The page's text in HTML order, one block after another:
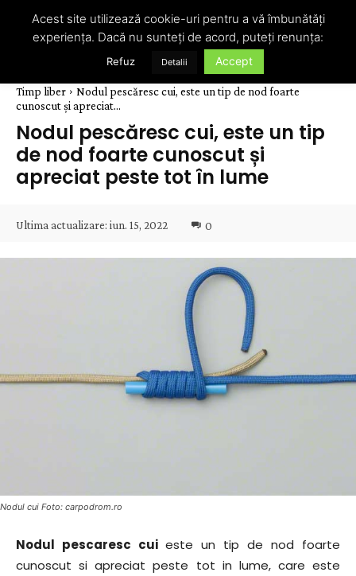
Timp liber
Nodul pescăresc cui, este un tip de nod foarte
cunoscut și apreciat...
Nodul pescăresc cui, este un tip
de nod foarte cunoscut și
apreciat peste tot în lume
Ultima actualizare: iun. 15, 2022 0
Nodul cui Foto: carpodrom.ro
Nodul pescaresc cui este un tip de nod foarte
cunoscut si apreciat peste tot in lume, care este
Acest site utilizează cookie-uri pentru a vă îmbunătăți
experiența. Dacă nu sunteți de acord, puteți renunța:
Refuz Detalii Accept